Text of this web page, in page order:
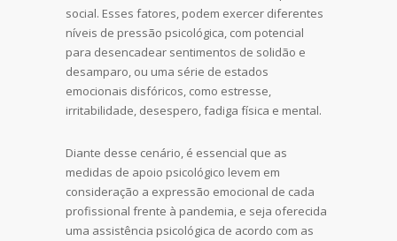
social. Esses fatores, podem exercer diferentes
níveis de pressão psicológica, com potencial
para desencadear sentimentos de solidão e
desamparo, ou uma série de estados
emocionais disfóricos, como estresse,
irritabilidade, desespero, fadiga física e mental.
Diante desse cenário, é essencial que as
medidas de apoio psicológico levem em
consideração a expressão emocional de cada
profissional frente à pandemia, e seja oferecida
uma assistência psicológica de acordo com as